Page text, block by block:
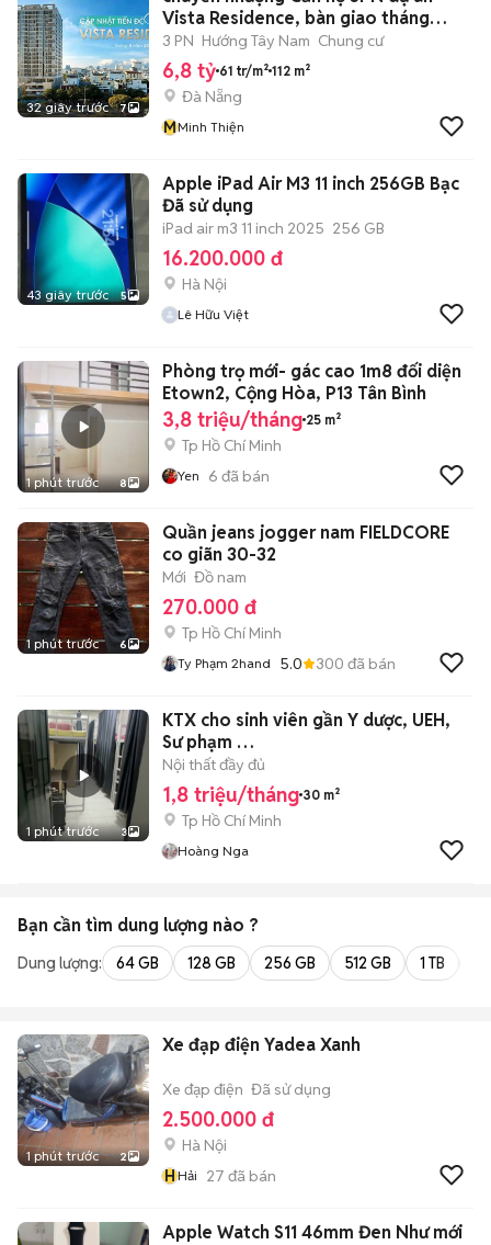
32 giây trước 7
Vista Residence, bàn giao tháng
6/2026
3 PN Hướng Tây Nam Chung cư
6,8 tỷ 61 tr/m² 112 m²
Đà Nẵng
MMinh Thiện
43 giây trước 5
Apple iPad Air M3 11 inch 256GB Bạc
Đã sử dụng
iPad air m3 11 inch 2025 256 GB
16.200.000 đ
Hà Nội
Lê Hữu Việt
1 phút trước 8
Phòng trọ mới- gác cao 1m8 đối diện
Etown2, Cộng Hòa, P13 Tân Bình
3,8 triệu/tháng 25 m²
Tp Hồ Chí Minh
Yen 6 đã bán
1 phút trước 6
Quần jeans jogger nam FIELDCORE
co giãn 30-32
Mới Đồ nam
270.000 đ
Tp Hồ Chí Minh
Ty Phạm 2hand 5.0 300 đã bán
1 phút trước 3
KTX cho sinh viên gần Y dược, UEH,
Sư phạm …
Nội thất đầy đủ
1,8 triệu/tháng 30 m²
Tp Hồ Chí Minh
Hoàng Nga
Bạn cần tìm dung lượng nào ?
Dung lượng: 64 GB 128 GB 256 GB 512 GB 1 TB
1 phút trước 2
Xe đạp điện Yadea Xanh
Xe đạp điện Đã sử dụng
2.500.000 đ
Hà Nội
HHải 27 đã bán
Apple Watch S11 46mm Đen Như mới